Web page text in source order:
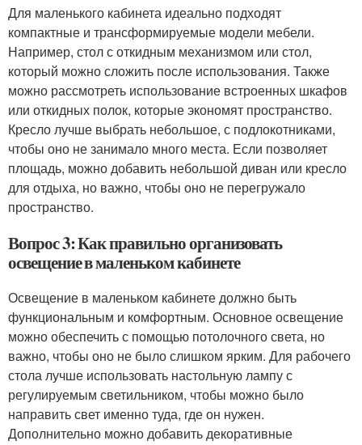
Для маленького кабинета идеально подходят
компактные и трансформируемые модели мебели.
Например, стол с откидным механизмом или стол,
который можно сложить после использования. Также
можно рассмотреть использование встроенных шкафов
или откидных полок, которые экономят пространство.
Кресло лучше выбрать небольшое, с подлокотниками,
чтобы оно не занимало много места. Если позволяет
площадь, можно добавить небольшой диван или кресло
для отдыха, но важно, чтобы оно не перегружало
пространство.
Вопрос 3: Как правильно организовать
освещение в маленьком кабинете
Освещение в маленьком кабинете должно быть
функциональным и комфортным. Основное освещение
можно обеспечить с помощью потолочного света, но
важно, чтобы оно не было слишком ярким. Для рабочего
стола лучше использовать настольную лампу с
регулируемым светильником, чтобы можно было
направить свет именно туда, где он нужен.
Дополнительно можно добавить декоративные